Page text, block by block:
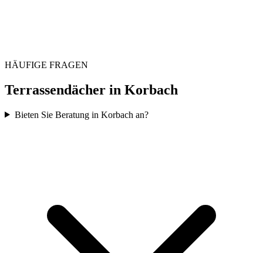
HÄUFIGE FRAGEN
Terrassendächer in Korbach
Bieten Sie Beratung in Korbach an?